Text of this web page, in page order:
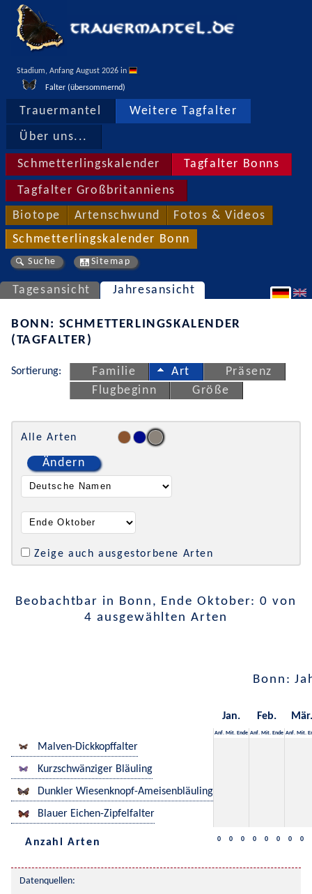
Stadium, Anfang August 2026 in
Falter (übersommernd)
Trauermantel Weitere Tagfalter
Über uns...
Schmetterlingskalender Tagfalter Bonns
Tagfalter Großbritanniens
Biotope Artenschwund Fotos & Videos
Schmetterlingskalender Bonn
Suche Sitemap
Tagesansicht Jahresansicht
BONN: SCHMETTERLINGSKALENDER
(TAGFALTER)
Sortierung: Familie Art
Präsenz
Flugbeginn
Größe
Alle Arten
Ändern
Zeige auch ausgestorbene Arten
Beobachtbar in Bonn, Ende Oktober: 0 von
4 ausgewählten Arten
Bonn:
Jan. Feb. Mär.
Anf. Mit. Ende Anf. Mit. Ende Anf. Mit.
Malven-Dickkopffalter
Kurzschwänziger Bläuling
Dunkler Wiesenknopf-Ameisenbläuling
Blauer Eichen-Zipfelfalter
Anzahl Arten 0 0 0 0 0 0 0 0
Datenquellen: